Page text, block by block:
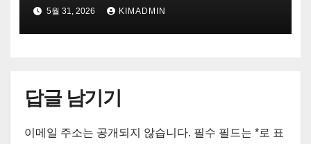
5월 31, 2026 KIMADMIN
답글 남기기
이메일 주소는 공개되지 않습니다. 필수 필드는 *로 표